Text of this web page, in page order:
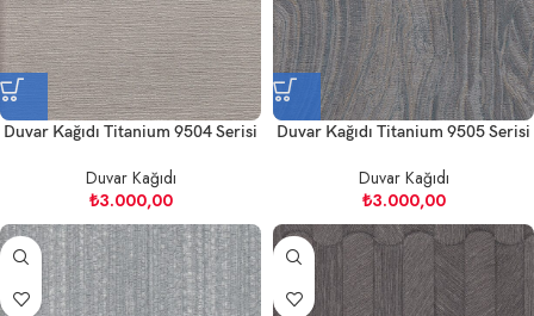
Duvar Kağıdı Titanium 9504 Serisi
Duvar Kağıdı
₺3.000,00
Duvar Kağıdı Titanium 9505 Serisi
Duvar Kağıdı
₺3.000,00